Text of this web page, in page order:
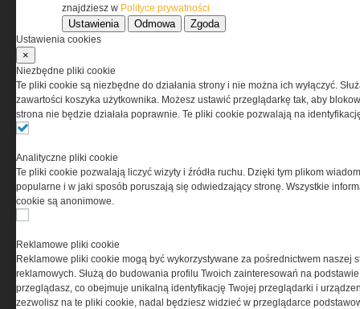
Korzystanie z portalu jest równoznaczne
z zaakceptowaniem warunków ustanowionych
odpowiedzialnością Spółka komandytowa, nr KRS:
0000537655, NIP 1132860378, REGON 146393437
(zwana dalej Grupa MEDIUM) w postaci Regulaminu.
Ta witryna wykorzystuje pliki cookies do przechowywania
informacji na Twoim komputerze. Pliki cookies stosujemy
w celu świadczenia usług na najwyższym poziomie,
w tym w sposób dostosowany do indywidualnych potrzeb.
znajdziesz w Polityce prywatności
Ustawienia Odmowa Zgoda
Ustawienia cookies
×
Niezbędne pliki cookie
Te pliki cookie są niezbędne do działania strony i nie można ich wyłączyć.
zawartości koszyka użytkownika. Możesz ustawić przeglądarkę tak, aby
strona nie będzie działała poprawnie. Te pliki cookie pozwalają na
Analityczne pliki cookie
Te pliki cookie pozwalają liczyć wizyty i źródła ruchu. Dzięki tym plikom
popularne i w jaki sposób poruszają się odwiedzający stronę. Wszystkie
cookie są anonimowe.
Reklamowe pliki cookie
Reklamowe pliki cookie mogą być wykorzystywane za pośrednictwem naszej
reklamowych. Służą do budowania profilu Twoich zainteresowań na
przeglądasz, co obejmuje unikalną identyfikację Twojej przeglądarki i
zezwolisz na te pliki cookie, nadal będziesz widzieć w przeglądarce